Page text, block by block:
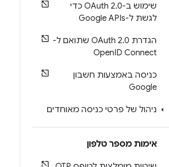
שימוש ב-OAuth 2 .
0 כדי
לגשת ל-Google APIs
הגדרת OAuth 2 .
0 שתואם ל-
OpenID Connect
כניסה באמצעות חשבון
Google
ניהול של פרטי כניסה מאוחדים
אימות מספר טלפון